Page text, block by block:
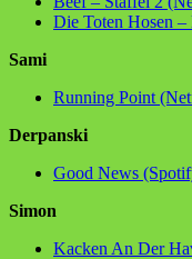
Die Toten Hosen
Sami
Running Point
Derpanski
Good News
Simon
Kacken An Der